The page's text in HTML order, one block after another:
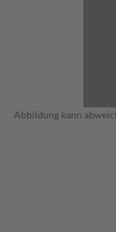
Abbildung kann